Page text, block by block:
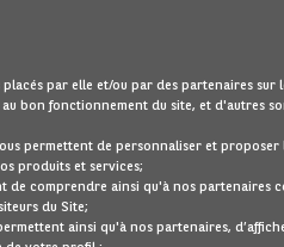
citadines, hybrides… et bien
d’une Mercedes-Benz,à prix
votre perle rare ?
par elle et/ou par des partenaires sur
bon fonctionnement du site, et d'autres
permettent de personnaliser et proposer
produits et services;
de comprendre ainsi qu'à nos partenaires
du Site;
ainsi qu'à nos partenaires,